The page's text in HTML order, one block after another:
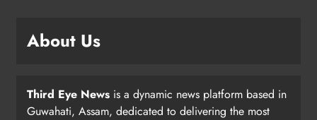
About Us
Third Eye News is a dynamic news platform based in
Guwahati, Assam, dedicated to delivering the most